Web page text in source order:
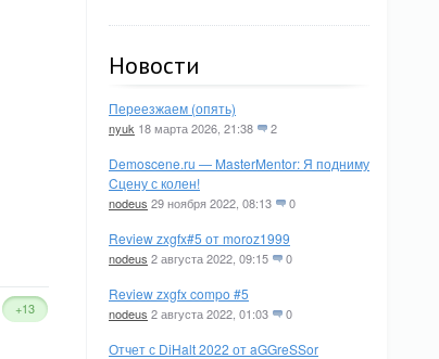
Новости
Переезжаем (опять)
nyuk 18 марта 2026, 21:38 2
Demoscene.ru — MasterMentor: Я подниму
Cцену с колен!
nodeus 29 ноября 2022, 08:13 0
Review zxgfx#5 от moroz1999
nodeus 2 августа 2022, 09:15 0
Review zxgfx compo #5
nodeus 2 августа 2022, 01:03 0
Отчет с DiHalt 2022 от aGGreSSor
+13